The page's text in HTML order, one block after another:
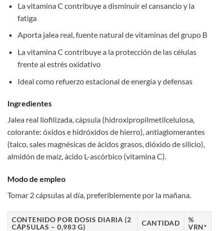
La vitamina C contribuye a disminuir el cansancio y la
fatiga
Aporta jalea real, fuente natural de vitaminas del grupo B
La vitamina C contribuye a la protección de las células
frente al estrés oxidativo
Ideal como refuerzo estacional de energía y defensas
Ingredientes
Jalea real liofilizada, cápsula (hidroxipropilmetilcelulosa,
colorante: óxidos e hidróxidos de hierro), antiaglomerantes
(talco, sales magnésicas de ácidos grasos, dióxido de silicio),
almidón de maíz, ácido L-ascórbico (vitamina C).
Modo de empleo
Tomar 2 cápsulas al día, preferiblemente por la mañana.
CONTENIDO POR DOSIS DIARIA (2
CÁPSULAS – 0,983 G)
CANTIDAD
%
VRN*